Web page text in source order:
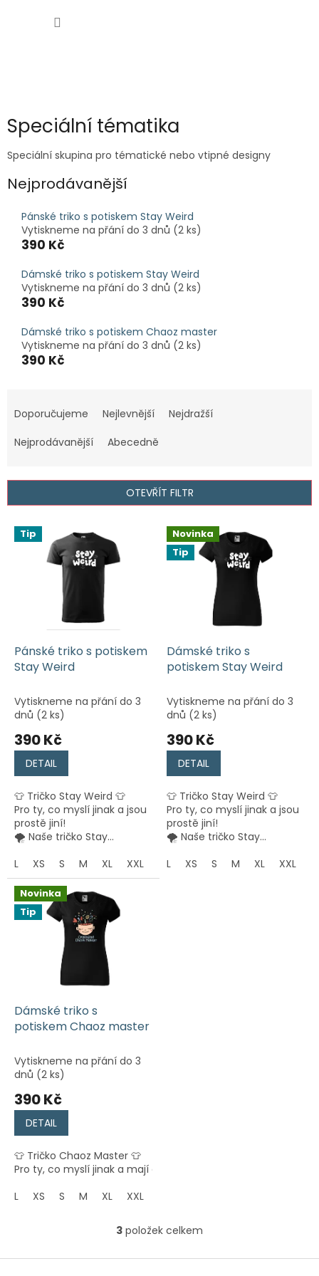
Speciální tématika
Speciální skupina pro tématické nebo vtipné designy
Nejprodávanější
Pánské triko s potiskem Stay Weird
Vytiskneme na přání do 3 dnů (2 ks)
390 Kč
Dámské triko s potiskem Stay Weird
Vytiskneme na přání do 3 dnů (2 ks)
390 Kč
Dámské triko s potiskem Chaoz master
Vytiskneme na přání do 3 dnů (2 ks)
390 Kč
a
e
í
r
o
d
Doporučujeme Nejlevnější
Nejdražší
Nejprodávanější
Abecedně
OTEVŘÍT FILTR
V
d
u
ů
Tip
Pánské triko s potiskem
Stay Weird
Vytiskneme na přání do 3
dnů (2 ks)
390 Kč
DETAIL
👕 Tričko Stay Weird 👕
Pro ty, co myslí jinak a jsou
prostě jiní!
🌪️ Naše tričko Stay...
L
XS S M XL XXL
Novinka
Tip
Dámské triko s
potiskem Stay Weird
Vytiskneme na přání do 3
dnů (2 ks)
390 Kč
DETAIL
👕 Tričko Stay Weird 👕
Pro ty, co myslí jinak a jsou
prostě jiní!
🌪️ Naše tričko Stay...
L
XS S M XL XXL
Novinka
Tip
Dámské triko s
potiskem Chaoz master
Vytiskneme na přání do 3
dnů (2 ks)
390 Kč
DETAIL
👕 Tričko Chaoz Master 👕
Pro ty, co myslí jinak a mají energii na rozdávání! ...
L
XS S M XL XXL
O
l
3 položek celkem
Z